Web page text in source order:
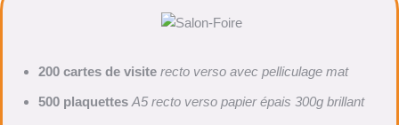
200 cartes de visite recto verso avec pelliculage mat
500 plaquettes A5 recto verso papier épais 300g brillant